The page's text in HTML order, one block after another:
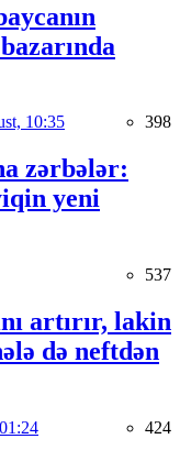
10:35 398
zərbələr:
yeni
537
artırır, lakin
də neftdən
424